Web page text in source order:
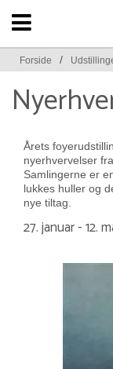
Forside /
Årets
nyerhvervelser
Samlingerne er
lukkes huller og
nye tiltag.
27. januar - 12.